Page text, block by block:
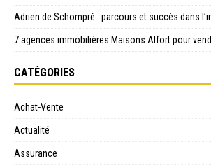
Adrien de Schompré : parcours et succès dans
7 agences immobilières Maisons Alfort pour
CATÉGORIES
Achat-Vente
Actualité
Assurance